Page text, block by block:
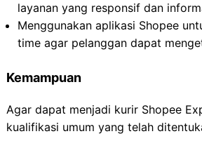
layanan yang responsif dan
Menggunakan aplikasi Shopee
time agar pelanggan dapat
Kemampuan
Agar dapat menjadi kurir Shopee
kualifikasi umum yang telah